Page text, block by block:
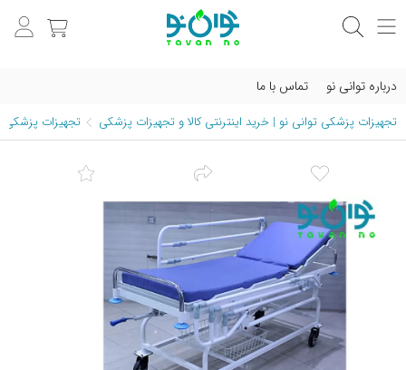
درباره توانی نو تماس با ما
تجهیزات پزشکی توانی نو | خرید اینترنتی کالا و تجهیزات پزشکی تجهیزات پزشکی